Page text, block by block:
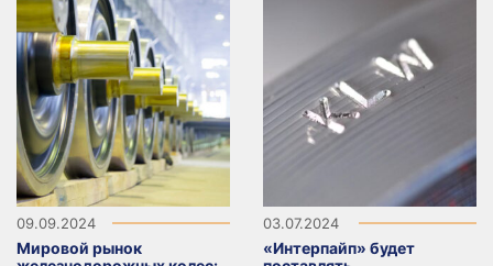
09.09.2024
Мировой рынок
03.07.2024
«Интерпайп» будет